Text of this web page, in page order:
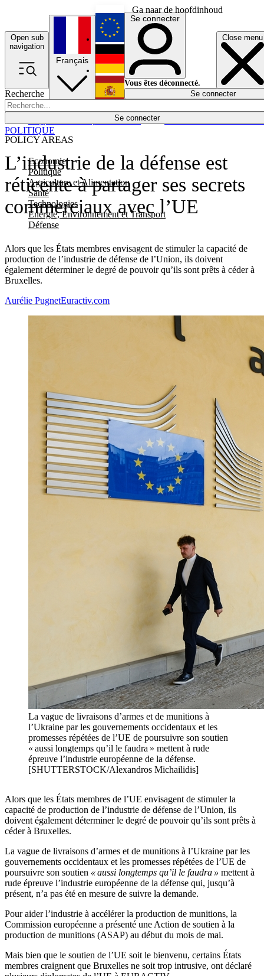
Ga naar de hoofdinhoud
Open sub
navigation
Close menu
Recherche
Se connecter
POLICY AREAS
Economie
Politique
Agriculture et Alimentation
Santé
Technologies
Energie, Environnement et Transport
Défense
Économie
Français
English
Deutsch
Español
Se connecter
Vous êtes déconnecté.
Se connecter
L’industrie de la défense est
réticente à partager ses secrets
commerciaux avec l’UE
Alors que les États membres envisagent de stimuler la capacité de
production de l’industrie de défense de l’Union, ils doivent
également déterminer le degré de pouvoir qu’ils sont prêts à céder à
Bruxelles.
POLITIQUE
Aurélie PugnetEuractiv.com
La vague de livraisons d’armes et de munitions à
l’Ukraine par les gouvernements occidentaux et les
promesses répétées de l’UE de poursuivre son soutien
« aussi longtemps qu’il le faudra » mettent à rude
épreuve l’industrie européenne de la défense.
[SHUTTERSTOCK/Alexandros Michailidis]
Alors que les États membres de l’UE envisagent de stimuler la
capacité de production de l’industrie de défense de l’Union, ils
doivent également déterminer le degré de pouvoir qu’ils sont prêts à
céder à Bruxelles.
La vague de livraisons d’armes et de munitions à l’Ukraine par les
gouvernements occidentaux et les promesses répétées de l’UE de
poursuivre son soutien « aussi longtemps qu’il le faudra » mettent à
rude épreuve l’industrie européenne de la défense qui, jusqu’à
présent, n’a pas été en mesure de suivre la demande.
Pour aider l’industrie à accélérer la production de munitions, la
Commission européenne a présenté une Action de soutien à la
production de munitions (ASAP) au début du mois de mai.
Mais bien que le soutien de l’UE soit le bienvenu, certains États
membres craignent que Bruxelles ne soit trop intrusive, ont déclaré